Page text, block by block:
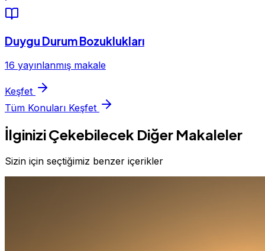
Duygu Durum Bozuklukları
16 yayınlanmış makale
Keşfet
Tüm Konuları Keşfet
İlginizi Çekebilecek Diğer Makaleler
Sizin için seçtiğimiz benzer içerikler